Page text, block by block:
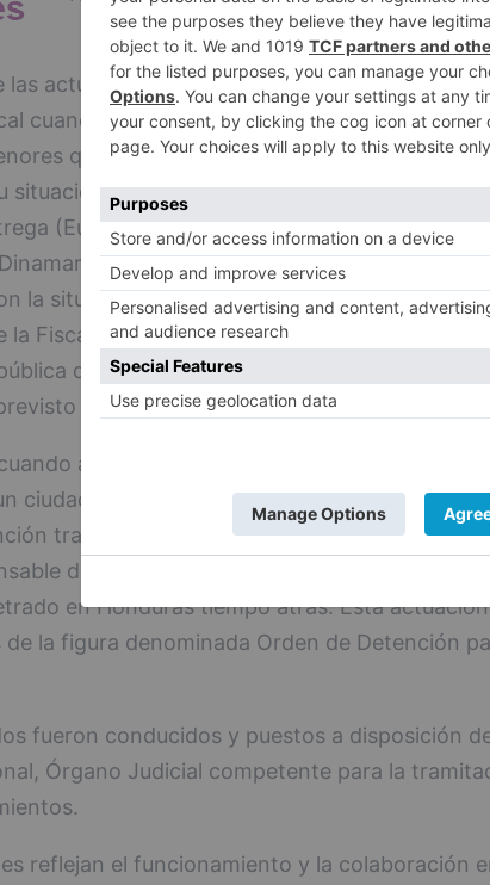
las actuaciones, un ciudadano español fue
cuando pretendía renovar la documentación
que le acompañaban. Cuando los agentes
situación, se encontraron con una Orden
(Euroorden) contra el progenitor, cursada
en un asunto calificado como
la situación de sus propias hijas. Éstas,
la Fiscalía de Menores, fueron atendidas y
de protección, a la espera de continuar
por el órgano reclamante.
agentes de la Policía Nacional de Miranda
ciudadano de origen guatemalteco,
tras comprobar que la Interpol le buscaba
de un homicidio doloso –cometido
en Honduras tiempo atrás. Esta
de la figura denominada Orden de Detención
fueron conducidos y puestos a disposición
Órgano Judicial competente para la
reflejan el funcionamiento y la colaboración